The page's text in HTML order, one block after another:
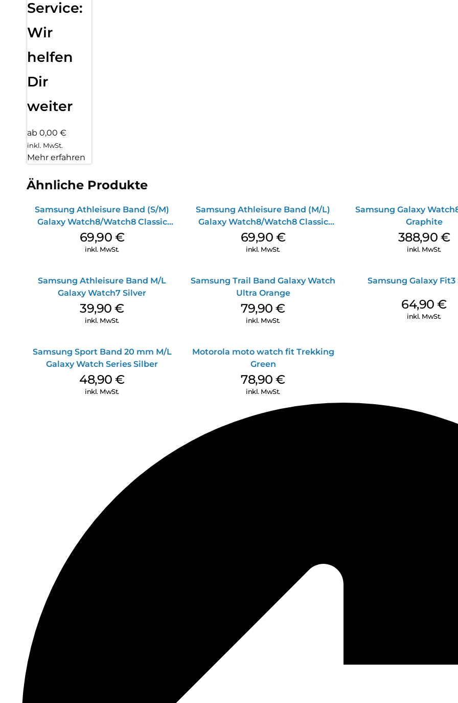
Service:
Wir
helfen
Dir
weiter
ab 0,00 €
inkl. MwSt.
Mehr erfahren
Ähnliche Produkte
Samsung Athleisure Band (S/M)
Galaxy Watch8/Watch8 Classic
Sage
69,90 €
inkl. MwSt.
Samsung Athleisure Band (M/L)
Galaxy Watch8/Watch8 Classic
Graphite
69,90 €
inkl. MwSt.
Samsung Galaxy
Graphite
388,90 €
inkl. MwSt.
Samsung Athleisure Band M/L
Galaxy Watch7 Silver
39,90€
inkl. MwSt.
Samsung Trail Band Galaxy Watch
Ultra Orange
79,90€
inkl. MwSt.
Samsung Galaxy Fit3
64,90€
inkl. MwSt.
Samsung Sport Band 20 mm M/L
Galaxy Watch Series Silber
48,90€
inkl. MwSt.
Motorola moto watch fit Trekking
Green
78,90€
inkl. MwSt.